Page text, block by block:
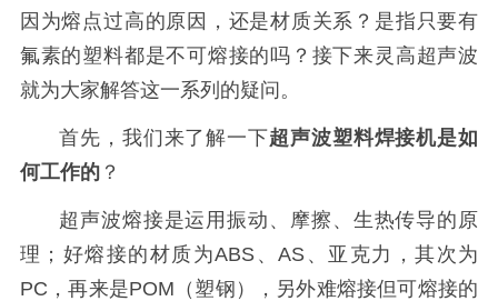
因为熔点过高的原因，还是材质关系？是指只要有
氟素的塑料都是不可熔接的吗？接下来灵高超声波
就为大家解答这一系列的疑问。
首先，我们来了解一下超声波塑料焊接机是如
何工作的？
超声波熔接是运用振动、摩擦、生热传导的原
理；好熔接的材质为ABS、AS、亚克力，其次为
PC，再来是POM（塑钢），另外难熔接但可熔接的